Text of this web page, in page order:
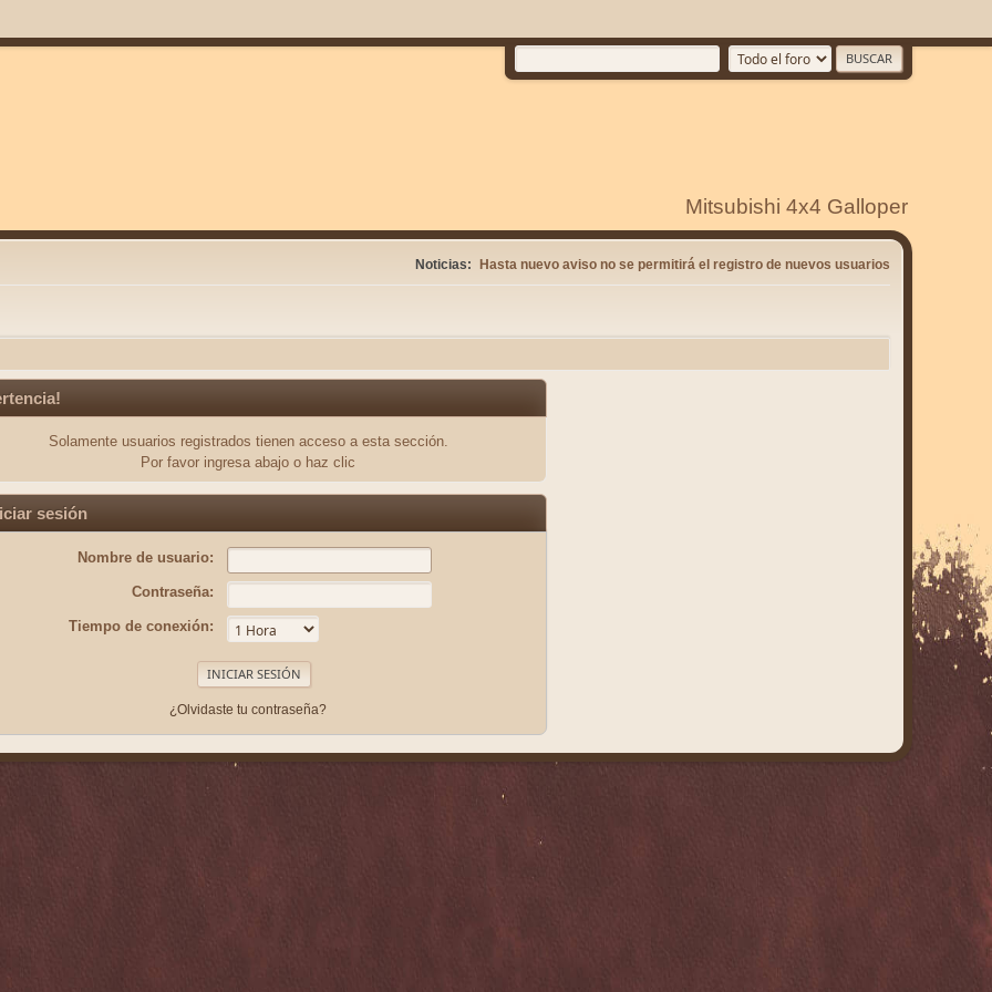
Mitsubishi 4x4 Galloper
Noticias: Hasta nuevo aviso no se permitirá el registro de nuevos usuarios
Solamente usuarios registrados tienen acceso a esta sección.
Por favor ingresa abajo o haz clic
sesión
Nombre de usuario:
Contraseña:
Tiempo de conexión:
¿Olvidaste tu contraseña?